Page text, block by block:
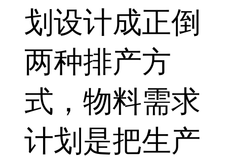
划设计成正倒
两种排产方
式，物料需求
计划是把生产